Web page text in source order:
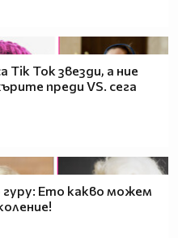
Tok звезди, а ние
преди VS. сега
Ето какво можем